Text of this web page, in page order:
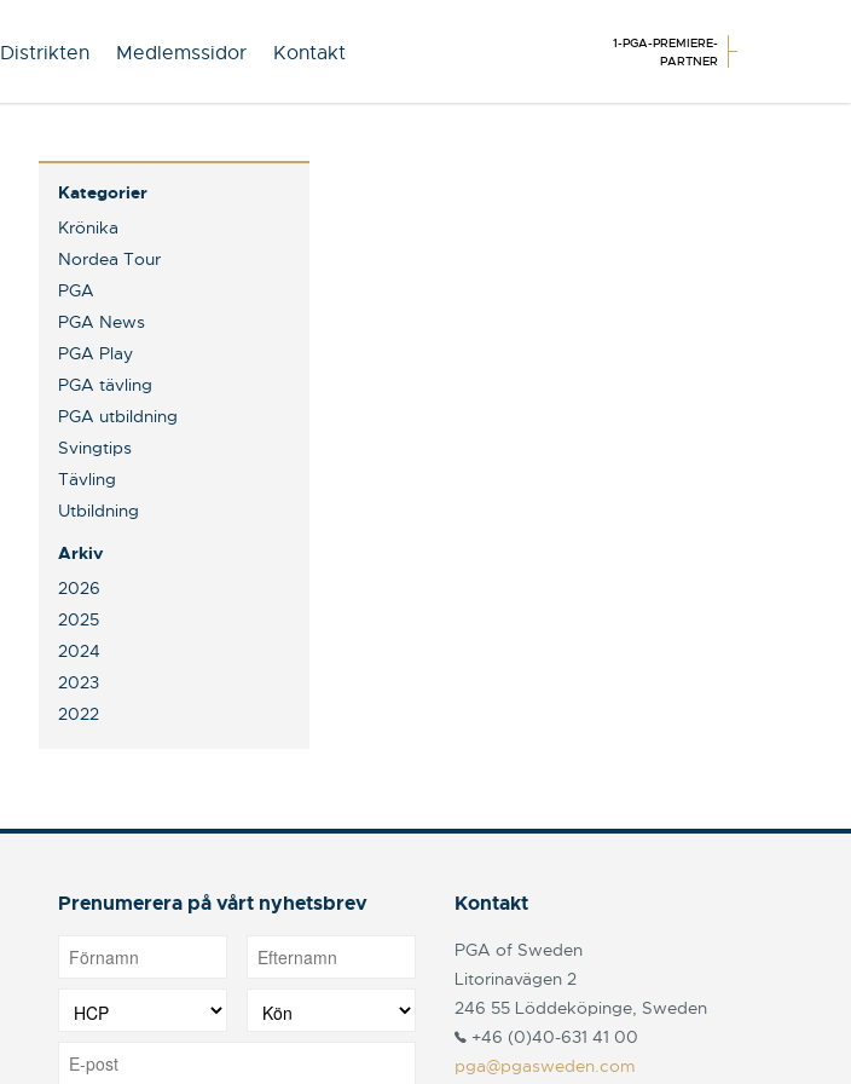
Distrikten Medlemssidor Kontakt
1-PGA-PREMIERE-
PARTNER
Kategorier
Krönika
Nordea Tour
PGA
PGA News
PGA Play
PGA tävling
PGA utbildning
Svingtips
Tävling
Utbildning
Arkiv
2026
2025
2024
2023
2022
Prenumerera på vårt nyhetsbrev Kontakt
PGA of Sweden
Litorinavägen 2
246 55 Löddeköpinge, Sweden
+46 (0)40-631 41 00
pga@pgasweden.com